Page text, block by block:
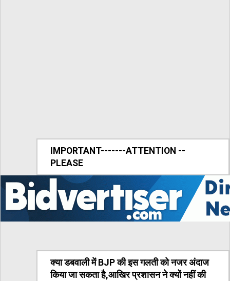
IMPORTANT-------ATTENTION --
PLEASE
क्या डबवाली में BJP की इस गलती को नजर अंदाज
किया जा सकता है,आखिर प्रशासन ने क्यों नहीं की